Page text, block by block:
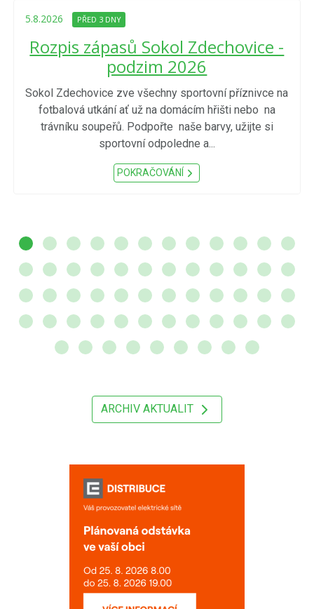
5.8.2026 PŘED 3 DNY
Rozpis zápasů Sokol Zdechovice -
podzim 2026
Sokol Zdechovice zve všechny sportovní příznivce na
fotbalová utkání ať už na domácím hřišti nebo na
trávníku soupeřů. Podpořte naše barvy, užijte si
sportovní odpoledne a...
POKRAČOVÁNÍ
ARCHIV AKTUALIT